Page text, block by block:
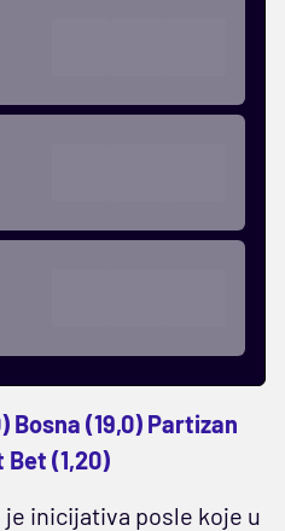
Bosna (19,0) Partizan
Bet (1,20)
inicijativa posle koje u